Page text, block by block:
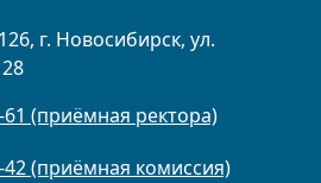
г. Новосибирск, ул.
61 (приёмная ректора)
42 (приёмная комиссия)